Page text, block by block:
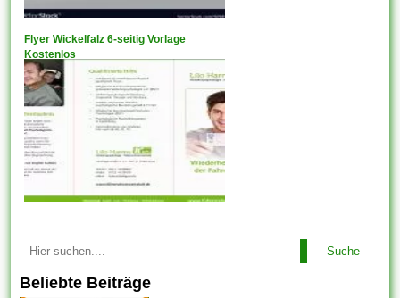
Flyer Wickelfalz 6-seitig Vorlage
Kostenlos
Suche
Beliebte Beiträge